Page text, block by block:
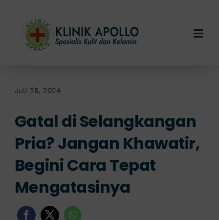
content
Layanan Kami
Info Klinik
Hubungi Kami
Juli 25, 2024
Gatal di Selangkangan
Pria? Jangan Khawatir,
Begini Cara Tepat
Mengatasinya